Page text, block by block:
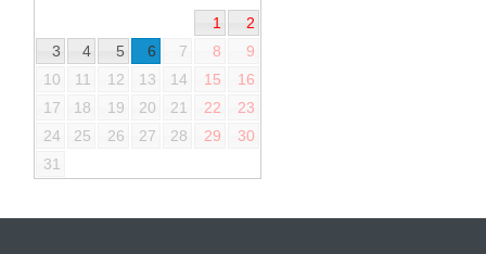
1
2
3
4 5 6 7 8
9
10
11 12 13 14 15
16
17
18 19 20 21 22
23
24
25 26 27 28 29
30
31